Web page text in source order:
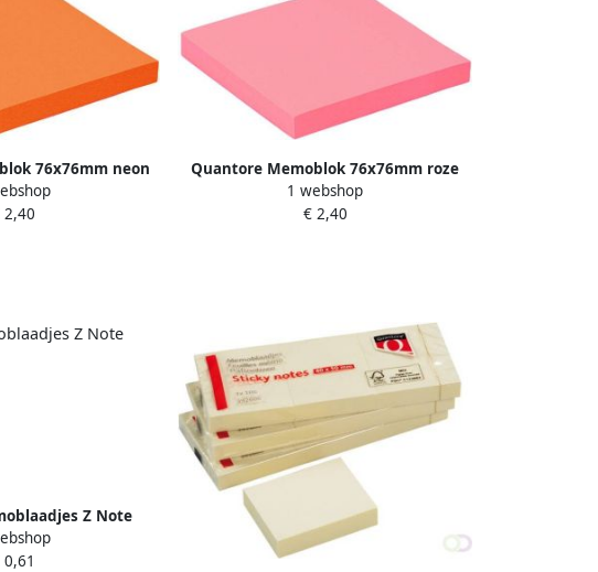
76x76mm neon
100 vel
2,40
Quantore Memoblok 76x76mm roze
100 vel
1 webshop
€ 2,40
Z Note
geel
0,61